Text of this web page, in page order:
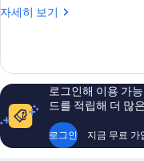
진
보
기
자세히 보기
Sea
자
세
히
보
기
로그인해 이용 가
드를 적립해 더 많
로그인 지금 무료 가